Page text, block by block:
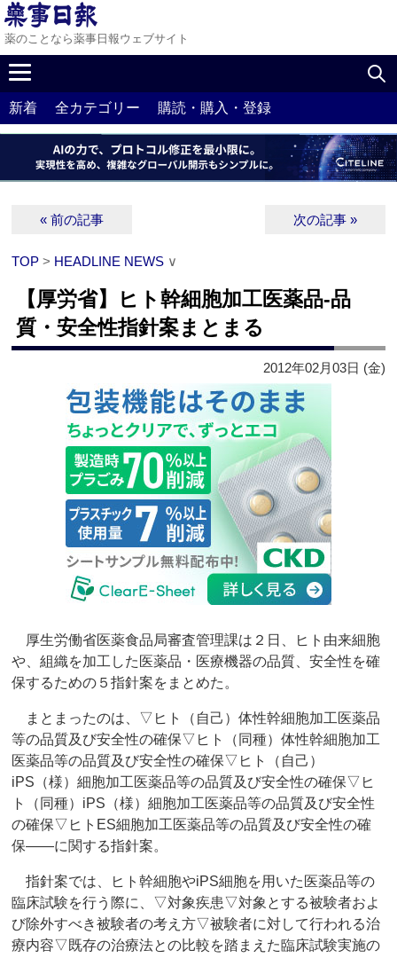
薬のことなら薬事日報ウェブサイト
新着 全カテゴリー 購読・購入・登録
« 前の記事 次の記事 »
TOP > HEADLINE NEWS ∨
【厚労省】ヒト幹細胞加工医薬品‐品
質・安全性指針案まとまる
2012年02月03日 (金)
厚生労働省医薬食品局審査管理課は２日、ヒト由来細胞
や、組織を加工した医薬品・医療機器の品質、安全性を確
保するための５指針案をまとめた。
まとまったのは、▽ヒト（自己）体性幹細胞加工医薬品
等の品質及び安全性の確保▽ヒト（同種）体性幹細胞加工
医薬品等の品質及び安全性の確保▽ヒト（自己）
iPS（様）細胞加工医薬品等の品質及び安全性の確保▽ヒ
ト（同種）iPS（様）細胞加工医薬品等の品質及び安全性
の確保▽ヒトES細胞加工医薬品等の品質及び安全性の確
保――に関する指針案。
指針案では、ヒト幹細胞やiPS細胞を用いた医薬品等の
臨床試験を行う際に、▽対象疾患▽対象とする被験者およ
び除外すべき被験者の考え方▽被験者に対して行われる治
療内容▽既存の治療法との比較を踏まえた臨床試験実施の